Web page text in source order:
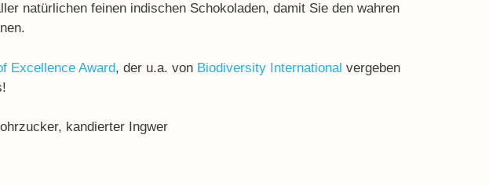
natürlichen feinen indischen Schokoladen, damit Sie den wahren
Excellence Award, der u.a. von Biodiversity International vergeben
kandierter Ingwer